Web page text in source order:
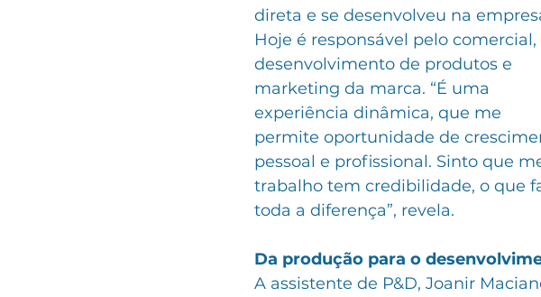
direta e se desenvolveu na
Hoje é responsável pelo comercial,
desenvolvimento de produtos e
marketing da marca. “É uma
experiência dinâmica, que me
permite oportunidade de
pessoal e profissional. Sinto que
trabalho tem credibilidade, o que
toda a diferença”, revela.
Da produção para o
A assistente de P&D, Joanir